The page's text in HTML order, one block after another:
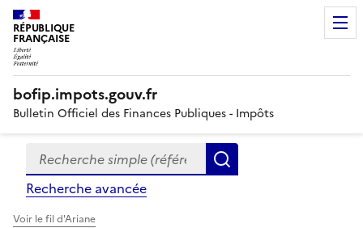
RÉPUBLIQUE
FRANÇAISE
bofip.impots.gouv.fr
Bulletin Officiel des Finances Publiques - Impôts
Formulaire
de
recherche
Recherche simple (références, mots clés, partie du
Recherche avancée
Voir le fil d'Ariane